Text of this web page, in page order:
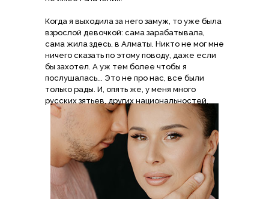
Когда я выходила за него замуж, то уже была
взрослой девочкой: сама зарабатывала,
сама жила здесь, в Алматы. Никто не мог мне
ничего сказать по этому поводу, даже если
бы захотел. А уж тем более чтобы я
послушалась... Это не про нас, все были
только рады. И, опять же, у меня много
русских зятьев, других национальностей.